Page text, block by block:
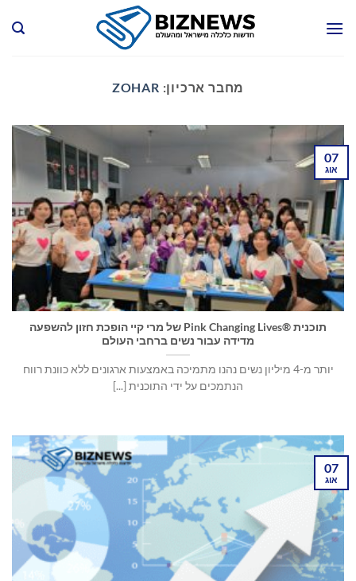
מחבר ארכיון: ZOHAR
תוכנית Pink Changing Lives®‎ של מרי קיי הופכת חזון להשפעה
מדידה עבור נשים ברחבי העולם
יותר מ-4 מיליון נשים נהנו מתמיכה באמצעות ארגונים ללא כוונת רווח
הנתמכים על ידי התוכנית [...]
07
אוג
07
אוג